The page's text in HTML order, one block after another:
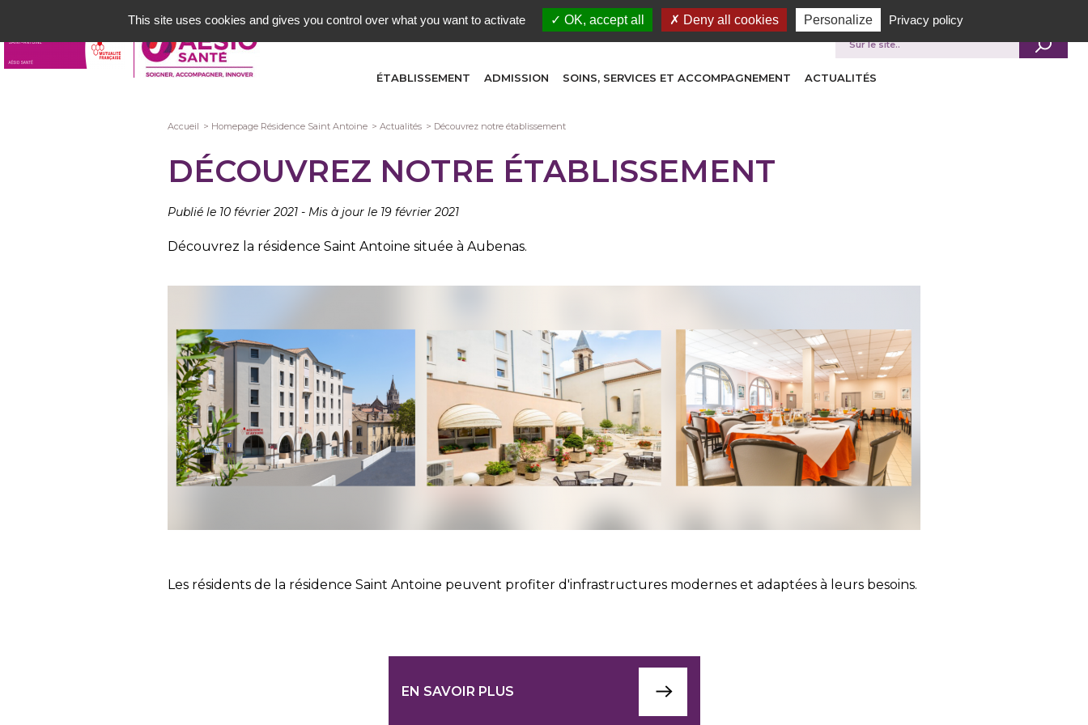
contenu
principal
ÉTABLISSEMENT ADMISSION SOINS, SERVICES ET ACCOMPAGNEMENT ACTUALITÉS
Je recherche
Fil
d'Ariane
Accueil Homepage Résidence Saint Antoine Actualités Découvrez notre établissement
DÉCOUVREZ NOTRE ÉTABLISSEMENT
Publié le 10 février 2021 - Mis à jour le 19 février 2021
Découvrez la résidence Saint Antoine située à Aubenas.
Les résidents de la résidence Saint Antoine peuvent profiter d'infrastructures modernes et adaptées à leurs besoins.
EN SAVOIR PLUS
This site uses cookies and gives you control over what you want to activate OK, accept all Deny all cookies Personalize Privacy policy